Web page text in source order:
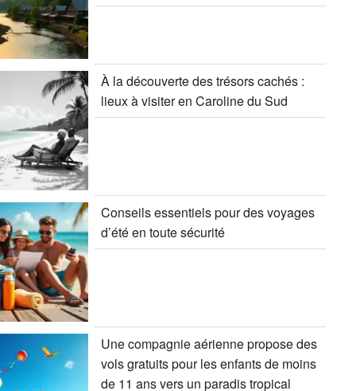
À la découverte des trésors cachés :
lieux à visiter en Caroline du Sud
Conseils essentiels pour des voyages
d’été en toute sécurité
Une compagnie aérienne propose des
vols gratuits pour les enfants de moins
de 11 ans vers un paradis tropical